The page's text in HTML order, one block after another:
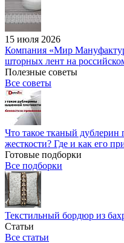
15 июля 2026
Компания «Мир
шторных лент на
Полезные советы
Все советы
Что такое тканый
жесткости? Где и как его
Готовые подборки
Все подборки
Текстильный бордюр из
Статьи
Все статьи